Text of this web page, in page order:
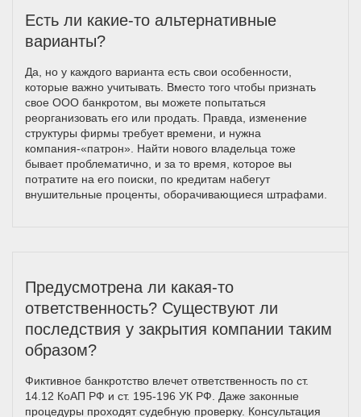
Есть ли какие-то альтернативные
варианты?
Да, но у каждого варианта есть свои особенности,
которые важно учитывать. Вместо того чтобы признать
свое ООО банкротом, вы можете попытаться
реорганизовать его или продать. Правда, изменение
структуры фирмы требует времени, и нужна
компания-«патрон». Найти нового владельца тоже
бывает проблематично, и за то время, которое вы
потратите на его поиски, по кредитам набегут
внушительные проценты, оборачивающиеся штрафами.
Предусмотрена ли какая-то
ответственность? Существуют ли
последствия у закрытия компании таким
образом?
Фиктивное банкротство влечет ответственность по ст.
14.12 КоАП РФ и ст. 195-196 УК РФ. Даже законные
процедуры проходят судебную проверку. Консультация